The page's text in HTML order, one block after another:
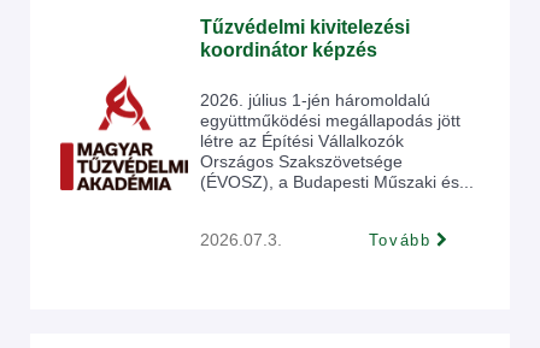
Tűzvédelmi kivitelezési
koordinátor képzés
2026.07.3.
2026. július 1-jén háromoldalú
együttműködési megállapodás jött
létre az Építési Vállalkozók
Országos Szakszövetsége
(ÉVOSZ), a Budapesti Műszaki és...
Tovább